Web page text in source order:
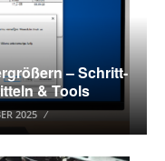
– Schritt-
& Tools
2025